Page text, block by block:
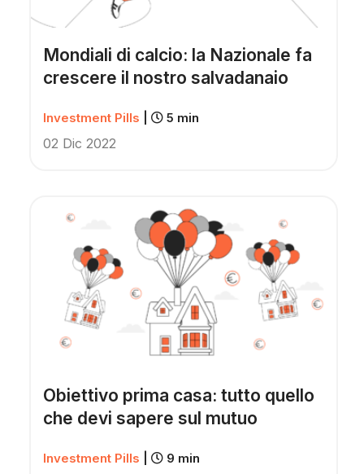
Mondiali di calcio: la Nazionale fa
crescere il nostro salvadanaio
Investment Pills 5 min
02 Dic 2022
Obiettivo prima casa: tutto quello
che devi sapere sul mutuo
Investment Pills 9 min